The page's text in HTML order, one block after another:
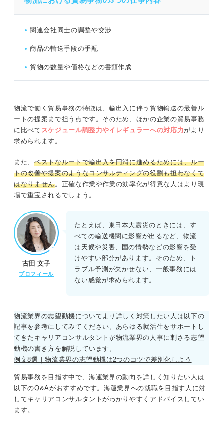
関連会社同士の調整や交渉
商品の輸送手段の手配
貨物の数量や価格などの書類作成
物流で働く貿易事務の特徴は、輸出入に伴う貨物輸送の最善ル
ートの提案まで担う点です。そのため、ほかの企業の貿易事務
に比べて スケジュール調整力やイレギュラーへの対応力がより
求められます。
また、 ベストなルートで輸出入を円滑に進めるためには、ルー
トの改善や提案のようなコンサルティングの役割も担わなくて
はなりません。正確な作業や作業の効率化が得意な人はより現
場で重宝されるでしょう。
古田 文子
プロフィール
たとえば、東日本大震災のときには、す
べての輸送機関に影響が出るなど、物流
は天候や災害、国の情勢などの影響を受
けやすい部分があります。そのため、ト
ラブル予測が欠かせない、一般事務には
ない感覚が求められます。
物流業界の志望動機についてより詳しく対策したい人は以下の
記事を参考にしてみてください。あらゆる就活生をサポートし
てきたキャリアコンサルタントが物流業界の人事に刺さる志望
動機の書き方を解説しています。
例文8選｜物流業界の志望動機は2つのコツで差別化しよう
貿易事務を目指す中で、海運業界の動向を詳しく知りたい人は
以下のQ&Aがおすすめです。海運業界への就職を目指す人に対
してキャリアコンサルタントがわかりやすくアドバイスしてい
ます。